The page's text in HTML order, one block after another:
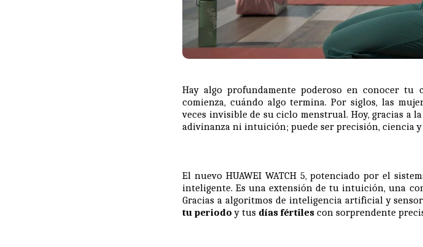
Hay algo profundamente poderoso en conocer tu
comienza, cuándo algo termina. Por siglos, las
veces invisible de su ciclo menstrual. Hoy, gracias a
adivinanza ni intuición; puede ser precisión, ciencia
El nuevo HUAWEI WATCH 5, potenciado por el
inteligente. Es una extensión de tu intuición, una
Gracias a algoritmos de inteligencia artificial y
tu periodoy tus días fértiles con sorprendente